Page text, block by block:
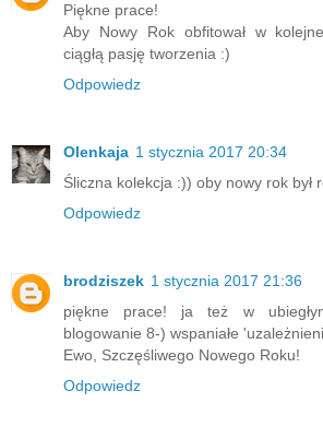
Piękne prace!
Aby Nowy Rok obfitował w
ciągłą pasję tworzenia :)
Odpowiedz
Olenkaja 1 stycznia 2017 20:34
Śliczna kolekcja :)) oby nowy rok był
Odpowiedz
brodziszek 1 stycznia 2017 21:36
piękne prace! ja też w
blogowanie 8-) wspaniałe
Ewo, Szczęśliwego Nowego Roku!
Odpowiedz